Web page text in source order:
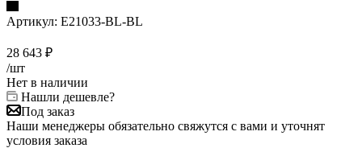
Артикул: E21033-BL-BL
28 643 ₽
/шт
Нет в наличии
Нашли дешевле?
Под заказ
Наши менеджеры обязательно свяжутся с вами и уточнят
условия заказа